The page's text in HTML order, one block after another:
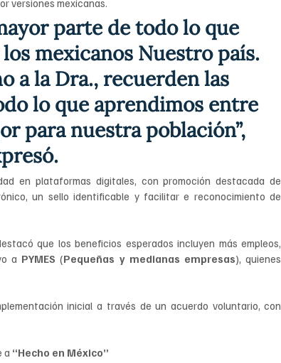
parte de todo lo que
mexicanos Nuestro país.
a la Dra., recuerden las
lo que aprendimos entre
para nuestra población”,
en plataformas digitales, con promoción destacada de
un sello identificable y facilitar e reconocimiento de
que los beneficios esperados incluyen más empleos,
a PYMES (Pequeñas y medianas empresas), quienes
inicial a través de un acuerdo voluntario, con
a “Hecho en México”